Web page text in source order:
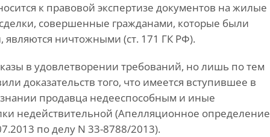
к правовой экспертизе документов на жилые
совершенные гражданами, которые были
ничтожными (ст. 171 ГК РФ).
в удовлетворении требований, но лишь по тем
доказательств того, что имеется вступившее в
продавца недееспособным и иные
недействительной (Апелляционное определение
по делу N 33-8788/2013).